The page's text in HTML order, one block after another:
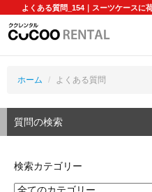
よくある質問_154｜スーツケースに
ホーム よくある質問
質問の検索
検索カテゴリー